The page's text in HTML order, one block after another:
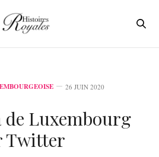
26 JUIN 2020
de Luxembourg
Twitter